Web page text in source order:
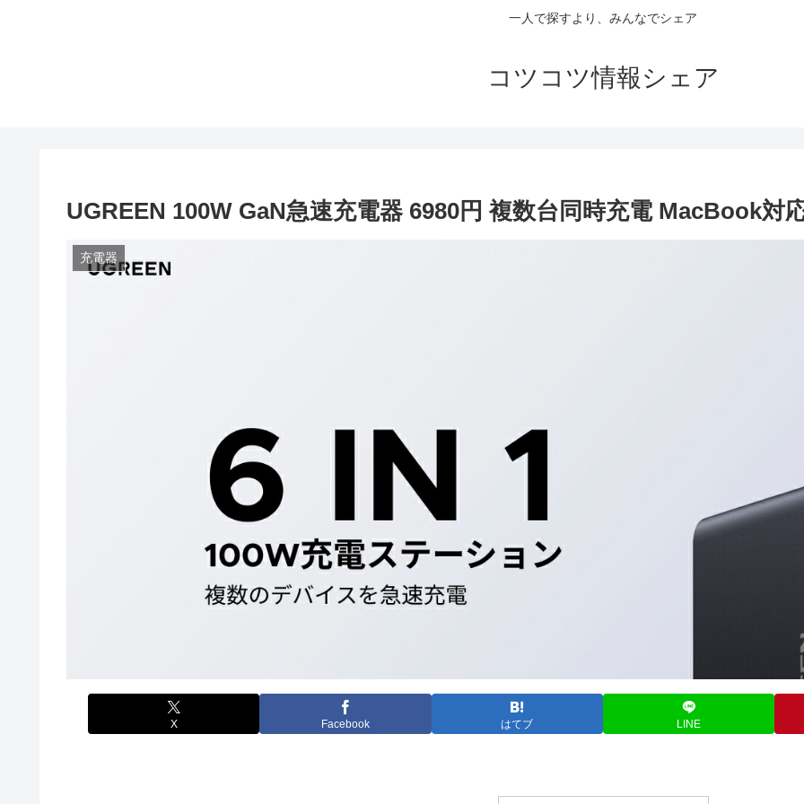
一人で探すより、みんなでシェア
コツコツ情報シェア
UGREEN 100W GaN急速充電器 6980円 複数台同時充電 MacBook対
充電器
X Facebook はてブ LINE